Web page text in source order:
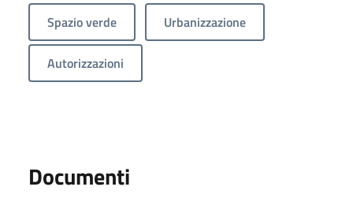
Spazio verde Urbanizzazione
Autorizzazioni
Documenti